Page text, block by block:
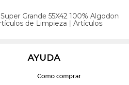
Grande 55X42 100% Algodon
de Limpieza | Artículos
AYUDA
Como comprar